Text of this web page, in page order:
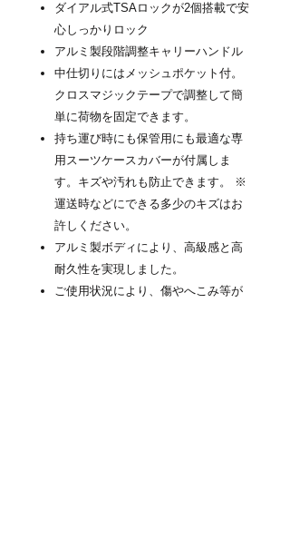
ダイアル式TSAロックが2個搭載で安
心しっかりロック
アルミ製段階調整キャリーハンドル
中仕切りにはメッシュポケット付。
クロスマジックテープで調整して簡
単に荷物を固定できます。
持ち運び時にも保管用にも最適な専
用スーツケースカバーが付属しま
す。キズや汚れも防止できます。 ※
運送時などにできる多少のキズはお
許しください。
アルミ製ボディにより、高級感と高
耐久性を実現しました。
ご使用状況により、傷やへこみ等が